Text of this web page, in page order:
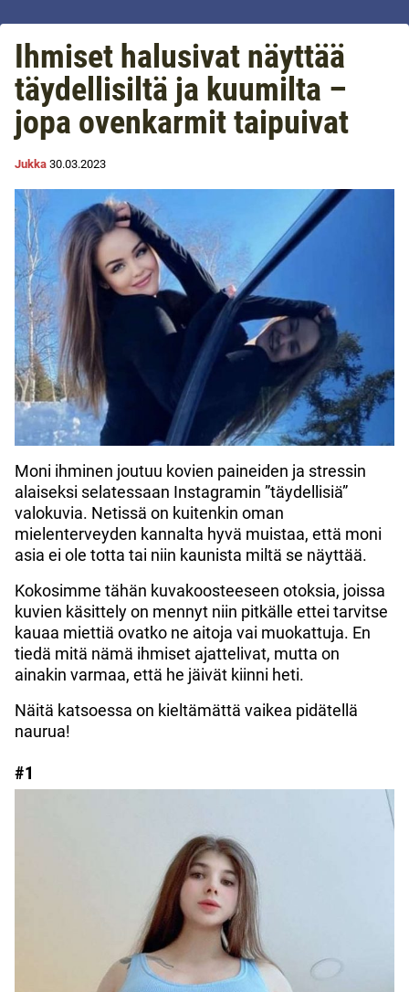
Ihmiset halusivat näyttää
täydellisiltä ja kuumilta –
jopa ovenkarmit taipuivat
Jukka 30.03.2023
Moni ihminen joutuu kovien paineiden ja stressin
alaiseksi selatessaan Instagramin ”täydellisiä”
valokuvia. Netissä on kuitenkin oman
mielenterveyden kannalta hyvä muistaa, että moni
asia ei ole totta tai niin kaunista miltä se näyttää.
Kokosimme tähän kuvakoosteeseen otoksia, joissa
kuvien käsittely on mennyt niin pitkälle ettei tarvitse
kauaa miettiä ovatko ne aitoja vai muokattuja. En
tiedä mitä nämä ihmiset ajattelivat, mutta on
ainakin varmaa, että he jäivät kiinni heti.
Näitä katsoessa on kieltämättä vaikea pidätellä
naurua!
#1